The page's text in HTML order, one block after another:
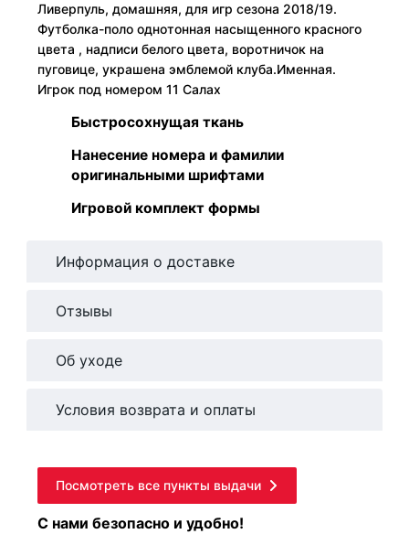
Ливерпуль, домашняя, для игр сезона 2018/19.
Футболка-поло однотонная насыщенного красного
цвета , надписи белого цвета, воротничок на
пуговице, украшена эмблемой клуба.Именная.
Игрок под номером 11 Салах
Быстросохнущая ткань
Нанесение номера и фамилии
оригинальными шрифтами
Игровой комплект формы
Информация о доставке
Отзывы
Об уходе
Условия возврата и оплаты
Посмотреть все пункты выдачи
С нами безопасно и удобно!